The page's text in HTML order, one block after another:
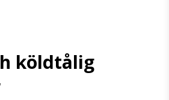
köldtålig